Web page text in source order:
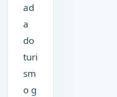
ad
a
do
turi
sm
o g